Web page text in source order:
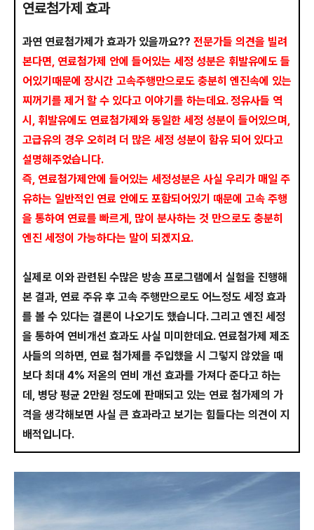
연료첨가제 효과
과연 연료첨가제가 효과가 있을까요?? 전문가들 의견을 빌려
본다면, 연료첨가제 안에 들어있는 세정 성분은 휘발유에도 들
어있기때문에 장시간 고속주행만으로도 충분히 엔진속에 있는
찌꺼기를 제거 할 수 있다고 이야기를 하는데요. 정유사들 역
시, 휘발유에도 연료첨가제와 동일한 세정 성분이 들어있으며,
고급유의 경우 오히려 더 많은 세정 성분이 함유 되어 있다고
설명해주었습니다.
즉, 연료첨가제안에 들어있는 세정성분은 사실 우리가 매일 주
유하는 일반적인 연료 안에도 포함되어있기 때문에 고속 주행
을 통하여 연료를 빠르게, 많이 분사하는 것 만으로도 충분히
엔진 세정이 가능하다는 말이 되겠지요.
실제로 이와 관련된 수많은 방송 프로그램에서 실험을 진행해
본 결과, 연료 주유 후 고속 주행만으로도 어느정도 세정 효과
를 볼 수 있다는 결론이 나오기도 했습니다. 그리고 엔진 세정
을 통하여 연비개선 효과도 사실 미미한데요. 연료첨가제 제조
사들의 의하면, 연료 첨가제를 주입했을 시 그렇지 않았을 때
보다 최대 4% 저옫의 연비 개선 효과를 가져다 준다고 하는
데, 병당 평균 2만원 정도에 판매되고 있는 연료 첨가제의 가
격을 생각해보면 사실 큰 효과라고 보기는 힘들다는 의견이 지
배적입니다.